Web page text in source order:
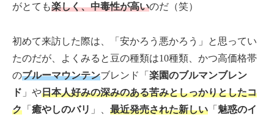
がとても楽しく、中毒性が高いのだ（笑）
初めて来訪した際は、「安かろう悪かろう」と思ってい
たのだが、よくみると豆の種類は10種類、かつ高価格帯
のブルーマウンテンブレンド「 楽園のブルマンブレン
ド 」や日本人好みの深みのある苦みとしっかりとしたコ
ク 「 癒やしのバリ 」、 最近発売された新しい 「 魅惑のイ